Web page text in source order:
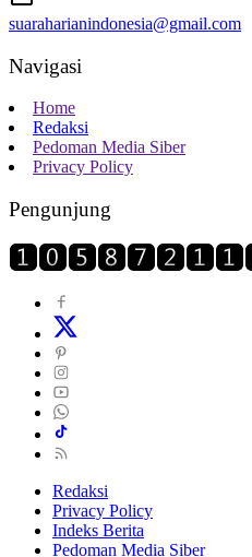
suaraharianindonesia@gmail.com
Navigasi
Home
Redaksi
Pedoman Media Siber
Privacy Policy
Pengunjung
Redaksi
Privacy Policy
Indeks Berita
Pedoman Media Siber